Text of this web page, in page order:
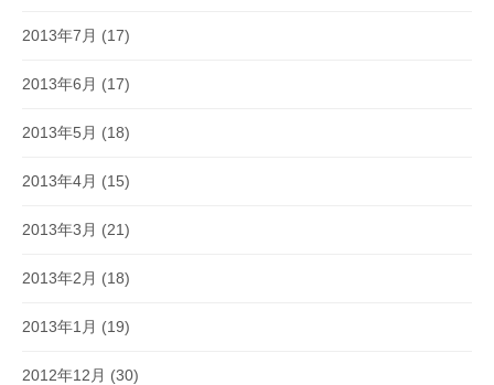
2013年7月 (17)
2013年6月 (17)
2013年5月 (18)
2013年4月 (15)
2013年3月 (21)
2013年2月 (18)
2013年1月 (19)
2012年12月 (30)